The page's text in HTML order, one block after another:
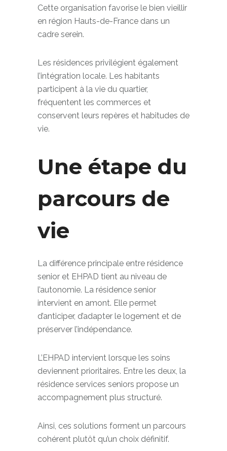
et coordonne les services si nécessaire.
Cette organisation favorise le bien vieillir
en région Hauts-de-France dans un
Les résidences privilégient également
l’intégration locale. Les habitants
participent à la vie du quartier,
fréquentent les commerces et
conservent leurs repères et habitudes de
Une étape du
parcours de
vie
La différence principale entre résidence
senior et EHPAD tient au niveau de
l’autonomie. La résidence senior
intervient en amont. Elle permet
d’anticiper, d’adapter le logement et de
L’EHPAD intervient lorsque les soins
deviennent prioritaires. Entre les deux, la
résidence services seniors propose un
Ainsi, ces solutions forment un parcours